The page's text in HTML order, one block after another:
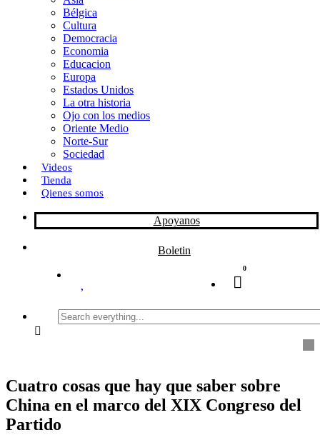
i
r
Bélgica
Cultura
Democracia
Economia
Educacion
Europa
Estados Unidos
La otra historia
Ojo con los medios
Oriente Medio
Norte-Sur
Sociedad
Videos
Tienda
Qienes somos
Apoyanos
Boletin
0
Search
everything...
Cuatro cosas que hay que saber sobre
China en el marco del XIX Congreso del
Partido